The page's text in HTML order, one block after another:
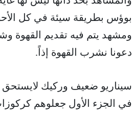
بوؤس بطريقة سيئة في كل
ومشهد يتم فيه تقديم القهوة
دعونا نشرب القهوة إذاً.
سيناريو ضعيف وركيك لايستحق
في الجزء الأول جعلوهم